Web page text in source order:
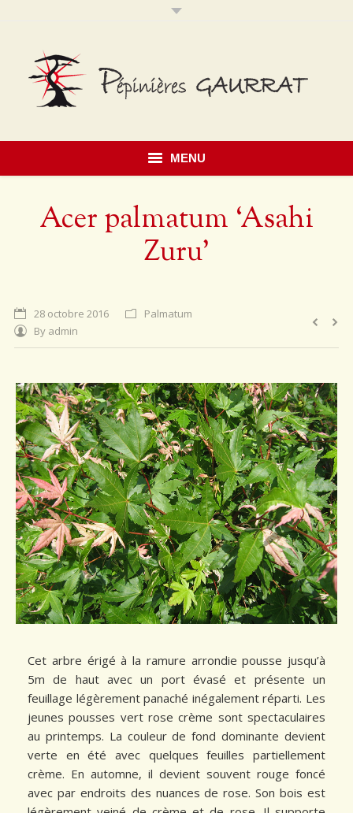
MENU
Présentation
Notre catalogue
Accès & Contact
Acer palmatum ‘Asahi
Zuru’
28 octobre 2016
Palmatum
By admin
Cet arbre érigé à la ramure arrondie pousse jusqu’à
5m de haut avec un port évasé et présente un
feuillage légèrement panaché inégalement réparti. Les
jeunes pousses vert rose crème sont spectaculaires
au printemps. La couleur de fond dominante devient
verte en été avec quelques feuilles partiellement
crème. En automne, il devient souvent rouge foncé
avec par endroits des nuances de rose. Son bois est